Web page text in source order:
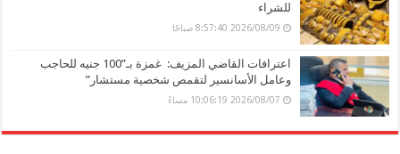
للشراء
2026/08/09 8:57:40 صباحًا
اعترافات القاضي المزيف: غمزة بـ”100 جنيه للحاجب
وعامل الأسانسير لتقمص شخصية مستشار”
2026/08/07 10:06:19 مساءً